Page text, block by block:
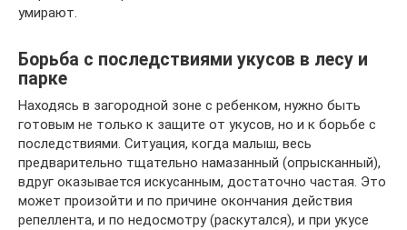
умирают.
Борьба с последствиями укусов в лесу и
парке
Находясь в загородной зоне с ребенком, нужно быть
готовым не только к защите от укусов, но и к борьбе с
последствиями. Ситуация, когда малыш, весь
предварительно тщательно намазанный (опрысканный),
вдруг оказывается искусанным, достаточно частая. Это
может произойти и по причине окончания действия
репеллента, и по недосмотру (раскутался), и при укусе